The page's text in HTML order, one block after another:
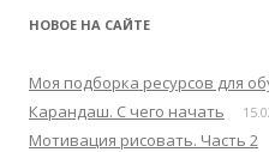
т
:
НОВОЕ НА САЙТЕ
Моя подборка ресурсов для
Карандаш. С чего начать
Мотивация рисовать. Часть 2